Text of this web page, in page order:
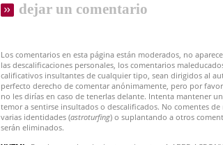
dejar un comentario
Los comentarios en esta página están moderados, no
las descalificaciones personales, los comentarios
calificativos insultantes de cualquier tipo, sean dirigidos al
perfecto derecho de comentar anónimamente, pero por
no les dirías en caso de tenerlas delante. Intenta mantener
temor a sentirse insultados o descalificados. No comentes
varias identidades (astroturfing) o suplantando a otros
serán eliminados.